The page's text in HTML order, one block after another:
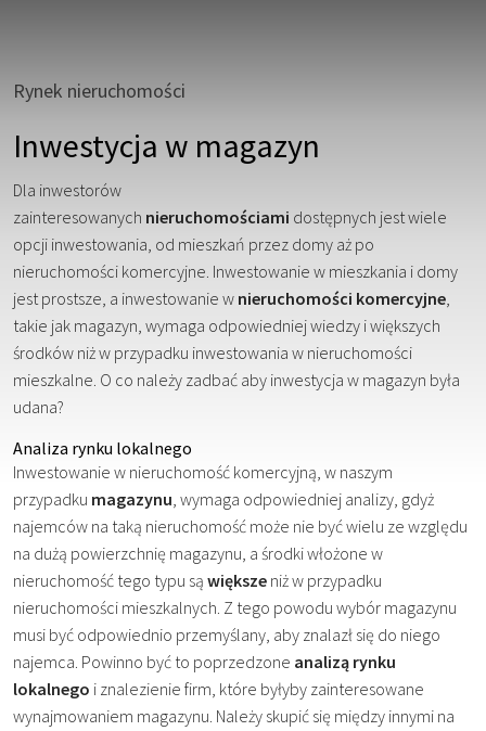
Rynek nieruchomości
Inwestycja w magazyn
Dla inwestorów
zainteresowanych nieruchomościami dostępnych jest wiele
opcji inwestowania, od mieszkań przez domy aż po
nieruchomości komercyjne. Inwestowanie w mieszkania i domy
jest prostsze, a inwestowanie w nieruchomości komercyjne,
takie jak magazyn, wymaga odpowiedniej wiedzy i większych
środków niż w przypadku inwestowania w nieruchomości
mieszkalne. O co należy zadbać aby inwestycja w magazyn była
udana?
Analiza rynku lokalnego
Inwestowanie w nieruchomość komercyjną, w naszym
przypadku magazynu, wymaga odpowiedniej analizy, gdyż
najemców na taką nieruchomość może nie być wielu ze względu
na dużą powierzchnię magazynu, a środki włożone w
nieruchomość tego typu są większe niż w przypadku
nieruchomości mieszkalnych. Z tego powodu wybór magazynu
musi być odpowiednio przemyślany, aby znalazł się do niego
najemca. Powinno być to poprzedzone analizą rynku
lokalnego i znalezienie firm, które byłyby zainteresowane
wynajmowaniem magazynu. Należy skupić się między innymi na